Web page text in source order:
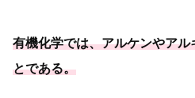
有機化学では、アルケンやアル
とである。